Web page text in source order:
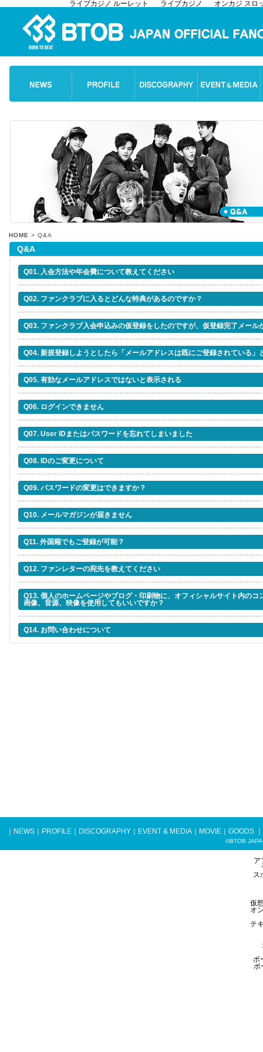
ライブカジノ ルーレット ライブカジノ オンカジ スロ
HOME > Q&A
Q&A
Q01. 入会方法や年会費について教えてください
Q02. ファンクラブに入るとどんな特典があるのですか？
Q03. ファンクラブ入会申込みの仮登録をしたのですが、仮登録完了メール
Q04. 新規登録しようとしたら「メールアドレスは既にご登録されている」
Q05. 有効なメールアドレスではないと表示される
Q06. ログインできません
Q07. User IDまたはパスワードを忘れてしまいました
Q08. IDのご変更について
Q09. パスワードの変更はできますか？
Q10. メールマガジンが届きません
Q11. 外国籍でもご登録が可能？
Q12. ファンレターの宛先を教えてください
Q13. 個人のホームページやブログ・印刷物に、オフィシャルサイト内の
画像、音源、映像を使用してもいいですか？
Q14. お問い合わせについて
NEWS PROFILE DISCOGRAPHY EVENT & MEDIA MOVIE GOODS
©BTOB
ア
ス
仮
オ
テ
ポ
ポ